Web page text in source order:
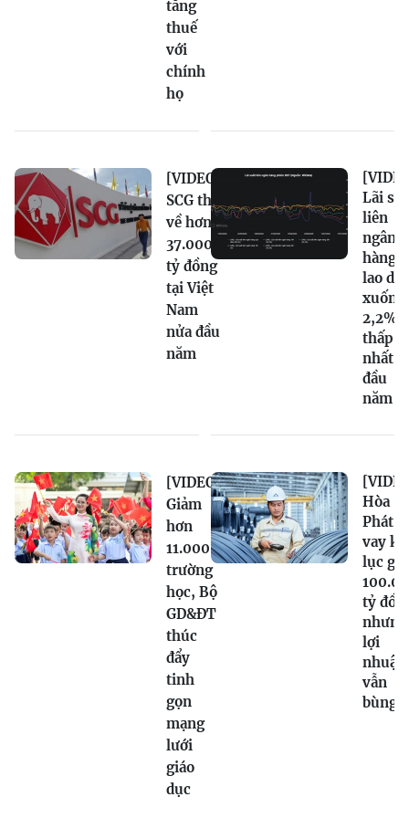
tăng
thuế
với
chính
họ
[VIDEO]
SCG thu
về hơn
37.000
tỷ đồng
tại Việt
Nam
nửa đầu
năm
Lãi
liên
ngân
hàng
lao dốc
xuống
2,2%,
thấp
nhất
đầu
năm
[VIDEO]
Giảm
hơn
11.000
trường
học, Bộ
GD&ĐT
thúc
đẩy
tinh
gọn
mạng
lưới
giáo
dục
Hòa
Phát
vay kỷ
lục
tỷ
nhưng
lợi
nhuận
vẫn
bùng